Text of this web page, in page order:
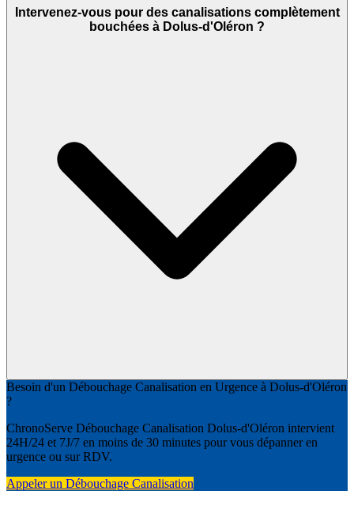
Intervenez-vous pour des canalisations complètement
bouchées à Dolus-d'Oléron ?
Besoin d'un Débouchage Canalisation en Urgence à Dolus-d'Oléron
?
ChronoServe Débouchage Canalisation Dolus-d'Oléron intervient
24H/24 et 7J/7 en moins de 30 minutes pour vous dépanner en
urgence ou sur RDV.
Appeler un Débouchage Canalisation